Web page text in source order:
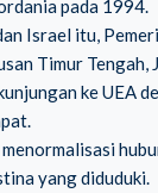
pada 1994.
Israel itu,
Timur Tengah,
ke UEA
yang diduduki.